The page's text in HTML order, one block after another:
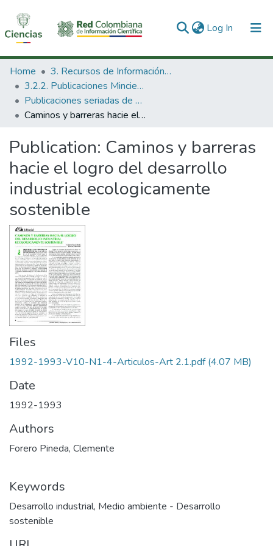
Log In (current)
Communities & Collections
All of DSpace
Statistics
Home
3. Recursos de Información Científica y Tecnológica
3.2.2. Publicaciones Minciencias
Publicaciones seriadas de Minciencias
Caminos y barreras hacie el logro del desarrollo industrial ecologicamente sostenible
Publication: Caminos y barreras
hacie el logro del desarrollo
industrial ecologicamente
sostenible
Files
1992-1993-V10-N1-4-Articulos-Art 2.1.pdf(4.07 MB)
Date
1992-1993
Authors
Forero Pineda, Clemente
Keywords
Desarrollo industrial, Medio ambiente - Desarrollo
sostenible